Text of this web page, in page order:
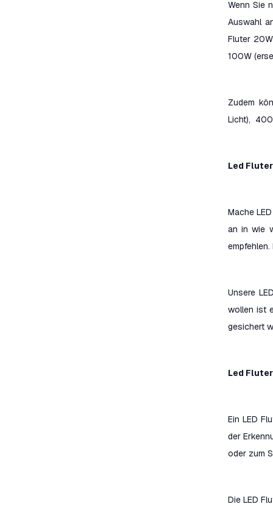
Wenn Sie
Auswahl
Fluter
100W
Zudem
Licht),
Led
Mache
an in wie
Unsere
wollen ist
gesichert
Led
Ein LED
der
oder zum
Die LED